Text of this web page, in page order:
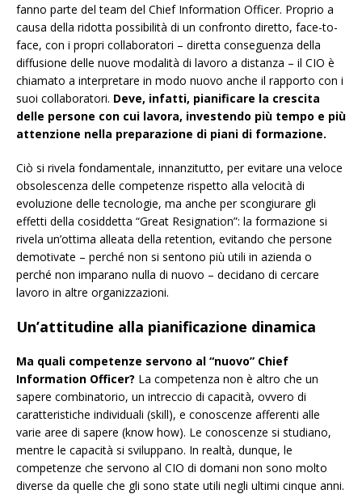
fanno parte del team del Chief Information Officer. Proprio a
causa della ridotta possibilità di un confronto diretto, face-to-
face, con i propri collaboratori – diretta conseguenza della
diffusione delle nuove modalità di lavoro a distanza – il CIO è
chiamato a interpretare in modo nuovo anche il rapporto con i
suoi collaboratori. Deve, infatti, pianificare la crescita
delle persone con cui lavora, investendo più tempo e più
attenzione nella preparazione di piani di formazione.
Ciò si rivela fondamentale, innanzitutto, per evitare una veloce
obsolescenza delle competenze rispetto alla velocità di
evoluzione delle tecnologie, ma anche per scongiurare gli
effetti della cosiddetta “Great Resignation”: la formazione si
rivela un’ottima alleata della retention, evitando che persone
demotivate – perché non si sentono più utili in azienda o
perché non imparano nulla di nuovo – decidano di cercare
lavoro in altre organizzazioni.
Un’attitudine alla pianificazione dinamica
Ma quali competenze servono al “nuovo” Chief
Information Officer? La competenza non è altro che un
sapere combinatorio, un intreccio di capacità, ovvero di
caratteristiche individuali (skill), e conoscenze afferenti alle
varie aree di sapere (know how). Le conoscenze si studiano,
mentre le capacità si sviluppano. In realtà, dunque, le
competenze che servono al CIO di domani non sono molto
diverse da quelle che gli sono state utili negli ultimi cinque anni.